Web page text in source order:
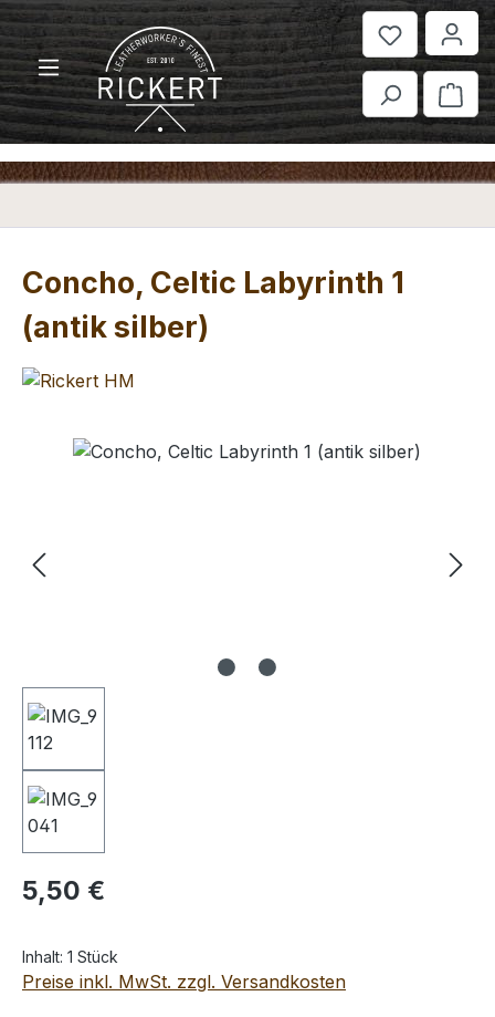
Zum Hauptinhalt springen
Concho, Celtic Labyrinth 1
(antik silber)
Bildergalerie überspringen
Regulärer Preis:
5,50 €
Inhalt: 1 Stück
Preise inkl. MwSt. zzgl. Versandkosten